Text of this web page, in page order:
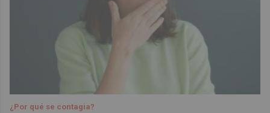
¿Por qué se contagia?